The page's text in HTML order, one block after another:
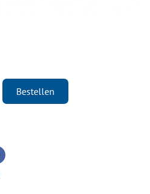
Bestellen